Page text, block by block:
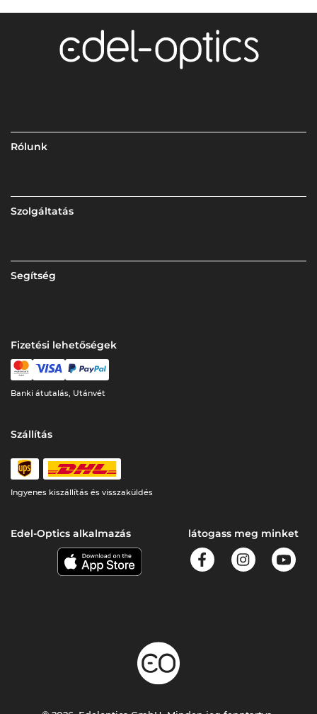
Rólunk
Szolgáltatás
Segítség
Fizetési lehetőségek
Banki átutalás, Utánvét
Szállítás
Ingyenes kiszállítás és visszaküldés
Edel-Optics alkalmazás látogass meg minket